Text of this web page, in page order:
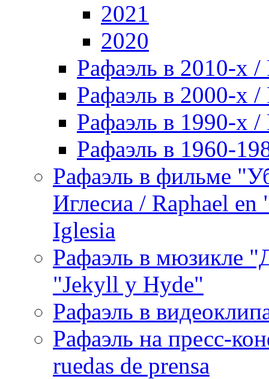
2021
2020
Рафаэль в 2010-х /
Рафаэль в 2000-х /
Рафаэль в 1990-х /
Рафаэль в 1960-
Рафаэль в фильме
Иглесиа / Raphael
Iglesia
Рафаэль в мюзикле
"Jekyll y Hyde"
Рафаэль в
Рафаэль на пресс-
ruedas de prensa